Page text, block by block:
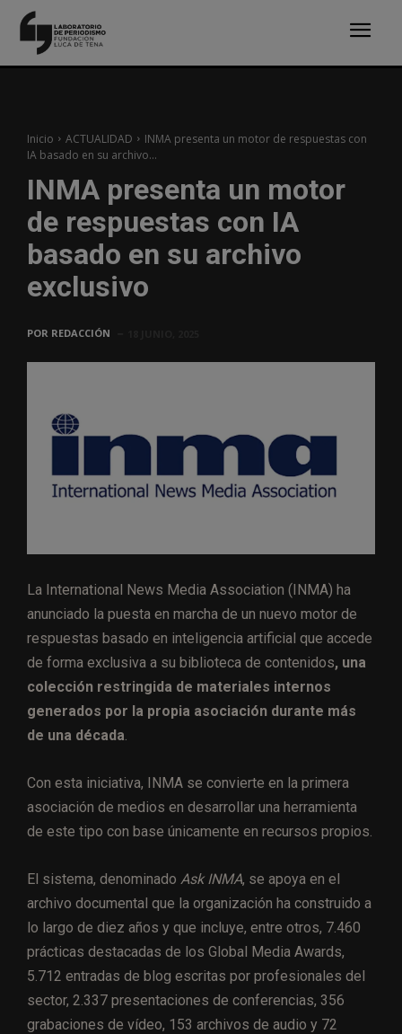
Inicio ACTUALIDAD
INMA presenta un motor de respuestas con
IA basado en su archivo...
INMA presenta un motor
de respuestas con IA
basado en su archivo
exclusivo
POR REDACCIÓN
La International News Media Association (INMA) ha
anunciado la puesta en marcha de un nuevo motor de
respuestas basado en inteligencia artificial que accede
de forma exclusiva a su biblioteca de contenidos, una
colección restringida de materiales internos
generados por la propia asociación durante más
de una década
Con esta iniciativa, INMA se convierte en la primera
asociación de medios en desarrollar una herramienta
de este tipo con base únicamente en recursos propios.
El sistema, denominado Ask INMA, se apoya en el
archivo documental que la organización ha construido a
lo largo de diez años y que incluye, entre otros, 7.460
prácticas destacadas de los Global Media Awards,
5.712 entradas de blog escritas por profesionales del
sector, 2.337 presentaciones de conferencias, 356
grabaciones de vídeo, 153 archivos de audio y 72